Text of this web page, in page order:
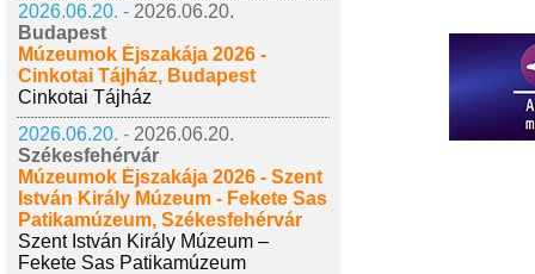
2026.06.20. - 2026.06.20.
Budapest
Múzeumok Éjszakája 2026 -
Cinkotai Tájház, Budapest
Cinkotai Tájház
2026.06.20. - 2026.06.20.
Székesfehérvár
Múzeumok Éjszakája 2026 - Szent
István Király Múzeum - Fekete Sas
Patikamúzeum, Székesfehérvár
Szent István Király Múzeum –
Fekete Sas Patikamúzeum